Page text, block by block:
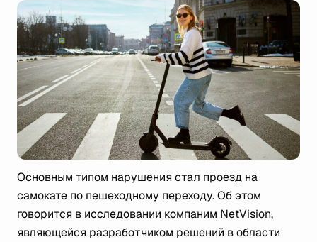
Основным типом нарушения стал проезд на
самокате по пешеходному переходу. Об этом
говорится в исследовании компаним NetVision,
являющейся разработчиком решений в области